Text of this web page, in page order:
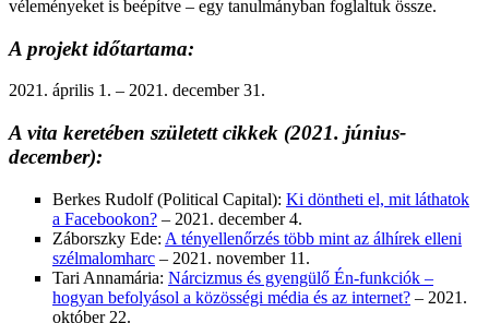
véleményeket is beépítve – egy tanulmányban foglaltuk össze.
A projekt időtartama:
2021. április 1. – 2021. december 31.
A vita keretében született cikkek (2021. június-
december):
Berkes Rudolf (Political Capital): Ki döntheti el, mit láthatok
a Facebookon? – 2021. december 4.
Záborszky Ede: A tényellenőrzés több mint az álhírek elleni
szélmalomharc – 2021. november 11.
Tari Annamária: Nárcizmus és gyengülő Én-funkciók –
hogyan befolyásol a közösségi média és az internet? – 2021.
október 22.